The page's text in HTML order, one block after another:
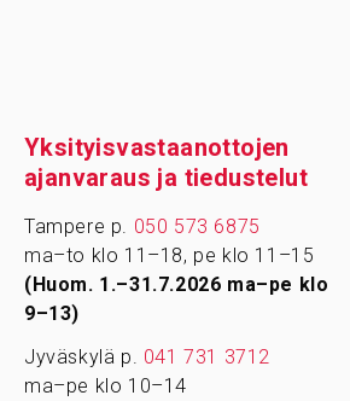
Yksityisvastaanottojen
ajanvaraus ja tiedustelut
Tampere p. 050 573 6875
ma–to klo 11–18, pe klo 11–15
(Huom. 1.–31.7.2026 ma–pe klo
9–13)
Jyväskylä p. 041 731 3712
ma–pe klo 10–14